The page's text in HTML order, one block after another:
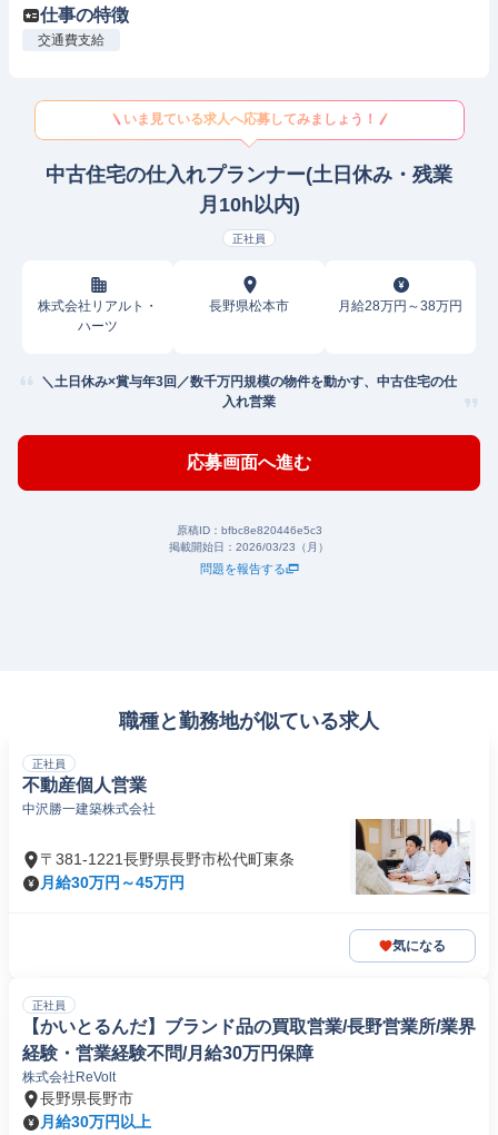
仕事の特徴
交通費支給
いま見ている求人へ応募してみましょう！
中古住宅の仕入れプランナー(土日休み・残業
月10h以内)
正社員
株式会社リアルト・
ハーツ
長野県松本市 月給28万円～38万円
＼土日休み×賞与年3回／数千万円規模の物件を動かす、中古住宅の仕
入れ営業
応募画面へ進む
原稿ID： bfbc8e820446e5c3
掲載開始日： 2026/03/23（月）
問題を報告する
職種と勤務地が似ている求人
正社員
不動産個人営業
中沢勝一建築株式会社
〒381-1221長野県長野市松代町東条
月給30万円～45万円
気になる
正社員
【かいとるんだ】ブランド品の買取営業/長野営業所/業界
経験・営業経験不問/月給30万円保障
株式会社ReVolt
長野県長野市
月給30万円以上